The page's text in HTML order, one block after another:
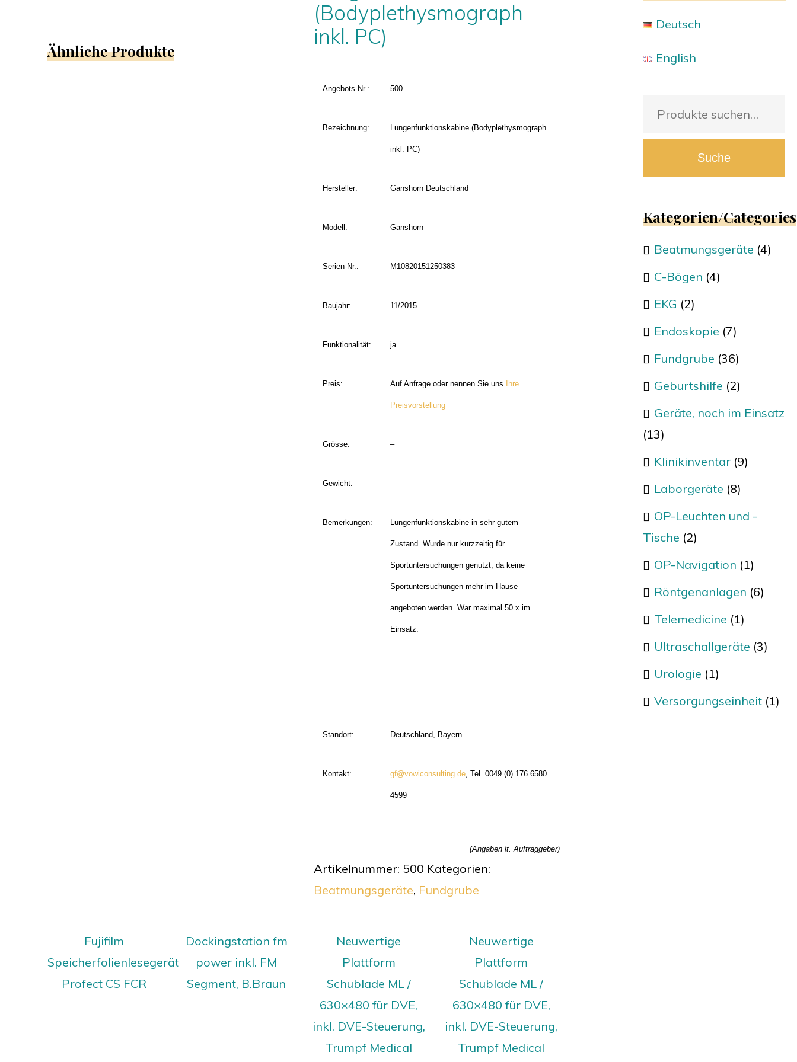
(Bodyplethysmograph
inkl. PC)
Angebots-Nr.: 500
Bezeichnung: Lungenfunktionskabine (Bodyplethysmograph
inkl. PC)
Hersteller: Ganshorn Deutschland
Modell: Ganshorn
Serien-Nr.: M10820151250383
Baujahr: 11/2015
Funktionalität: ja
Preis: Auf Anfrage oder nennen Sie uns Ihre
Preisvorstellung
Grösse: –
Gewicht: –
Bemerkungen: Lungenfunktionskabine in sehr gutem
Zustand. Wurde nur kurzzeitig für
Sportuntersuchungen genutzt, da keine
Sportuntersuchungen mehr im Hause
angeboten werden.War maximal 50 x im
Einsatz.
Standort: Deutschland, Bayern
Kontakt: gf@vowiconsulting.de, Tel. 0049 (0) 176 6580
4599
(Angaben lt. Auftraggeber)
Artikelnummer: 500 Kategorien:
Beatmungsgeräte, Fundgrube
Ähnliche Produkte
Fujifilm
Speicherfolienlesegerät
Profect CS FCR
Dockingstation fm
power inkl. FM
Segment, B.Braun
Neuwertige
Plattform
Schublade ML /
630×480 für DVE,
inkl. DVE-Steuerung,
Trumpf Medical
Neuwertige
Plattform
Schublade ML /
630×480 für DVE,
inkl. DVE-Steuerung,
Trumpf Medical
Deutsch
English
Suche
Kategorien/Categories
Beatmungsgeräte (4)
C-Bögen (4)
EKG (2)
Endoskopie (7)
Fundgrube (36)
Geburtshilfe (2)
Geräte, noch im Einsatz
(13)
Klinikinventar (9)
Laborgeräte (8)
OP-Leuchten und -
Tische (2)
OP-Navigation (1)
Röntgenanlagen (6)
Telemedicine (1)
Ultraschallgeräte (3)
Urologie (1)
Versorgungseinheit (1)